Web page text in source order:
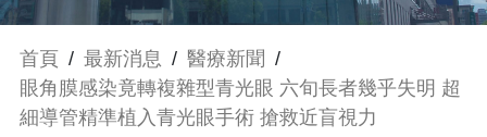
首頁 / 最新消息 / 醫療新聞 /
眼角膜感染竟轉複雜型青光眼 六旬長者幾乎失明 超
細導管精準植入青光眼手術 搶救近盲視力